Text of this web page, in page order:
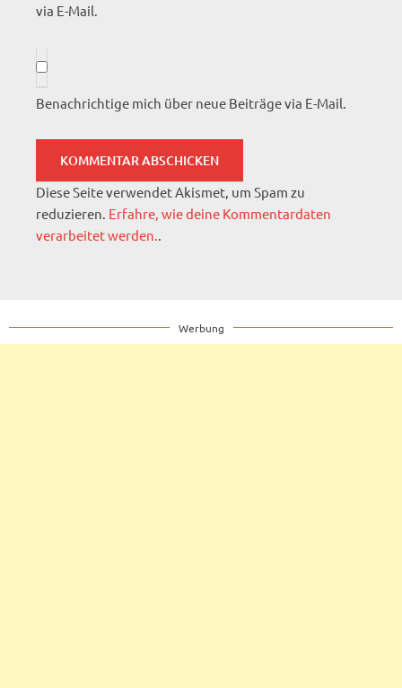
via E-Mail.
Benachrichtige mich über neue Beiträge via E-Mail.
Diese Seite verwendet Akismet, um Spam zu
reduzieren. Erfahre, wie deine Kommentardaten
verarbeitet werden..
Werbung